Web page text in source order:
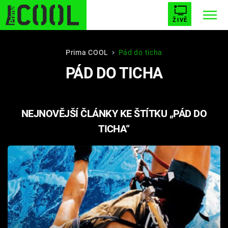
ŽIVĚ
STARHOUSE BUFFY, PŘEMOŽITELKA UPÍRŮ
PLNEJ KOTEL AVENGERS 5
Filmy
Seriály
Hry
Prima COOL Pád do ticha
PÁD DO TICHA
NEJNOVĚJŠÍ ČLÁNKY KE ŠTÍTKU „PÁD DO
TICHA“